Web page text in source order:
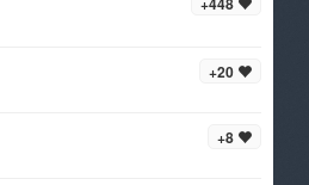
+20
+8